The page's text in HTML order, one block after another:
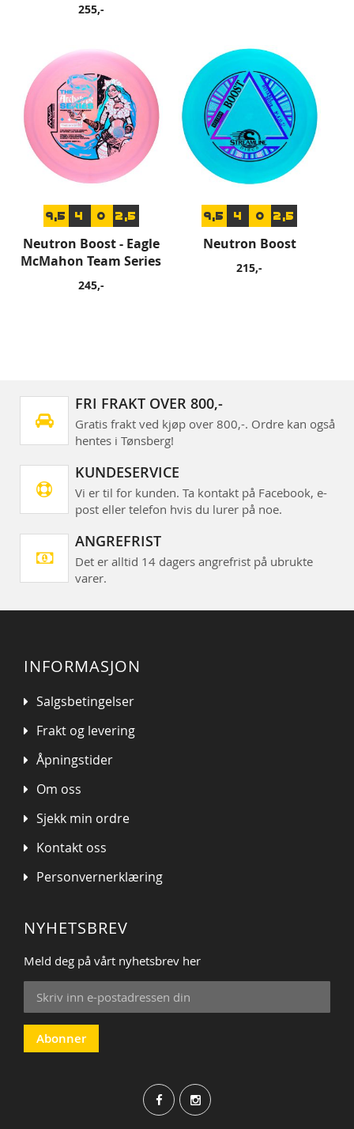
255,-
9,5 4 0 2,5
Neutron Boost - Eagle
McMahon Team Series
245,-
9,5 4 0 2,5
Neutron Boost
215,-
FRI FRAKT OVER 800,-
Gratis frakt ved kjøp over 800,-. Ordre kan også
hentes i Tønsberg!
KUNDESERVICE
Vi er til for kunden. Ta kontakt på Facebook, e-
post eller telefon hvis du lurer på noe.
ANGREFRIST
Det er alltid 14 dagers angrefrist på ubrukte
varer.
INFORMASJON
Salgsbetingelser
Frakt og levering
Åpningstider
Om oss
Sjekk min ordre
Kontakt oss
Personvernerklæring
NYHETSBREV
Meld deg på vårt nyhetsbrev her
Sign
Up
for
Our
Newsletter:
Abonner